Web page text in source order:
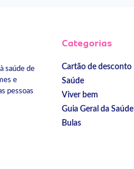
saúde de
e
pessoas
Categorias
Cartão de desconto
Saúde
Viver bem
Guia Geral da Saúde
Bulas